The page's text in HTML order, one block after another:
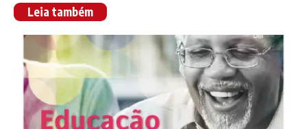
Leia também